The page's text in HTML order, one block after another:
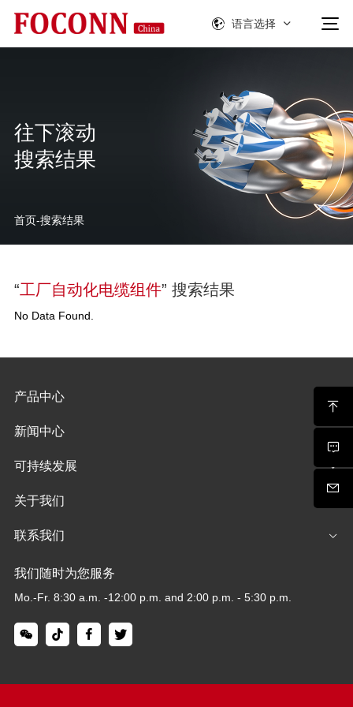
语言选择
往下滚动
搜索结果
首页-搜索结果
“工厂自动化电缆组件” 搜索结果
No Data Found.
产品中心
新闻中心
可持续发展
关于我们
联系我们
我们随时为您服务
Mo.-Fr. 8:30 a.m. -12:00 p.m. and 2:00 p.m. - 5:30 p.m.